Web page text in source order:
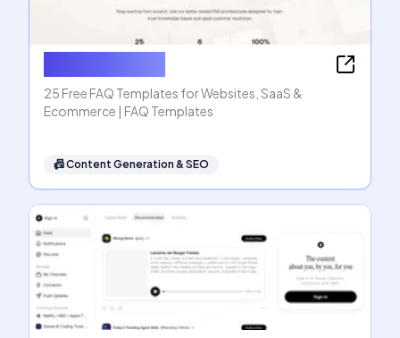
25 Free FAQ Templates for Websites, SaaS &
Ecommerce | FAQ Templates
📠Content Generation & SEO